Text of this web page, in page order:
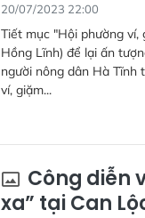
20/07/2023 22:00
Tiết mục "Hội phường ví,
Hồng Lĩnh) để lại ấn
người nông dân Hà Tĩnh
ví, giặm...
Công diễn
xa” tại Can